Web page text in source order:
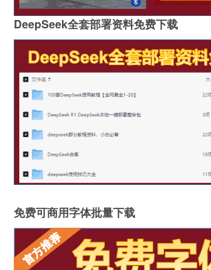
DeepSeek全套部署资料免费下载
免费可商用字体批量下载